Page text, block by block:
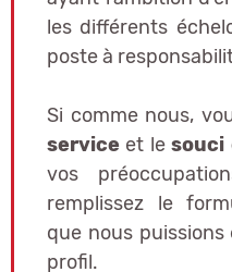
les différents
poste à
Si comme nous,
service et lesouci
vos
remplissez le
que nous
profil.